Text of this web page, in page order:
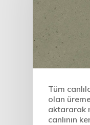
Tüm
olan
aktararak
canlının